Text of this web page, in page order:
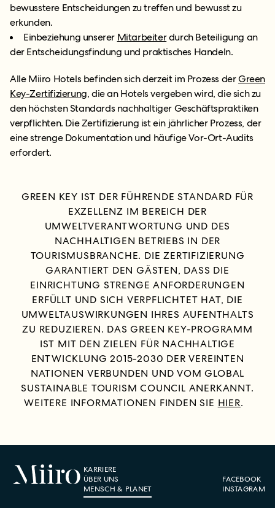
bewusstere Entscheidungen zu treffen und bewusst zu
erkunden.
Einbeziehung unserer Mitarbeiterdurch Beteiligung an
der Entscheidungsfindung und praktisches Handeln.
Alle Miiro Hotels befinden sich derzeit im Prozess derGreen
Key-Zertifizierung, die an Hotels vergeben wird, die sich zu
den höchsten Standards nachhaltiger Geschäftspraktiken
verpflichten. Die Zertifizierung ist ein jährlicher Prozess, der
eine strenge Dokumentation und häufige Vor-Ort-Audits
erfordert.
GREEN KEY IST DER FÜHRENDE STANDARD FÜR
EXZELLENZ IM BEREICH DER
UMWELTVERANTWORTUNG UND DES
NACHHALTIGEN BETRIEBS IN DER
TOURISMUSBRANCHE. DIE ZERTIFIZIERUNG
GARANTIERT DEN GÄSTEN, DASS DIE
EINRICHTUNG STRENGE ANFORDERUNGEN
ERFÜLLT UND SICH VERPFLICHTET HAT, DIE
UMWELTAUSWIRKUNGEN IHRES AUFENTHALTS
ZU REDUZIEREN. DAS GREEN KEY-PROGRAMM
IST MIT DEN ZIELEN FÜR NACHHALTIGE
ENTWICKLUNG 2015-2030 DER VEREINTEN
NATIONEN VERBUNDEN UND VOM GLOBAL
SUSTAINABLE TOURISM COUNCIL ANERKANNT.
WEITERE INFORMATIONEN FINDEN SIE HIER.
KARRIERE
ÜBER UNS
MENSCH & PLANET
FACEBOOK
INSTAGRAM